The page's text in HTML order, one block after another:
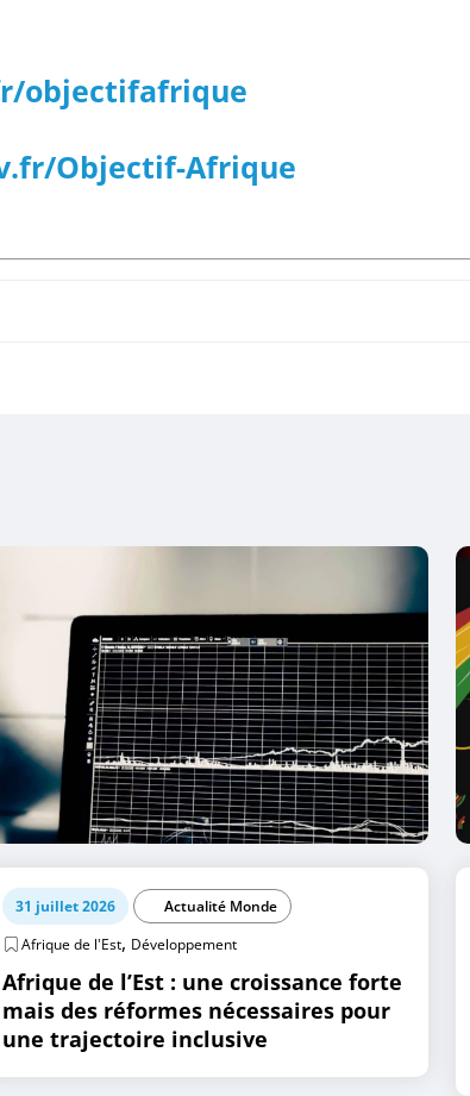
objectifafrique
Objectif-Afrique
31 juillet 2026
Actualité Monde
Afrique de l'Est, Développement
Afrique de l’Est : une croissance forte
mais des réformes nécessaires pour
une trajectoire inclusive